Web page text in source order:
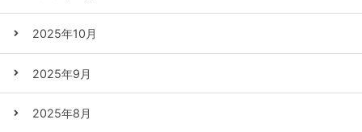
2025年10月
2025年9月
2025年8月